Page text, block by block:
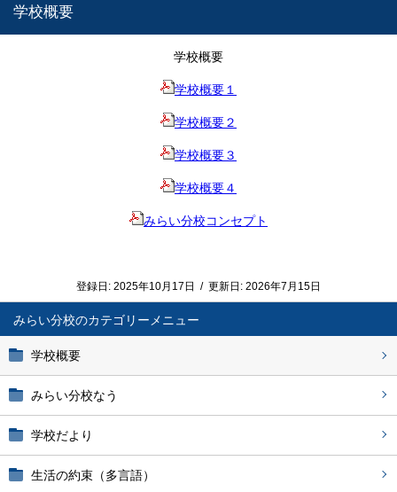
みらい分校
学校概要
みらい分校なう
学校だより
生活の約束（多言語）
学校概要
学校概要
学校概要１
学校概要２
学校概要３
学校概要４
みらい分校コンセプト
登録日: 2025年10月17日 / 更新日: 2026年7月15日